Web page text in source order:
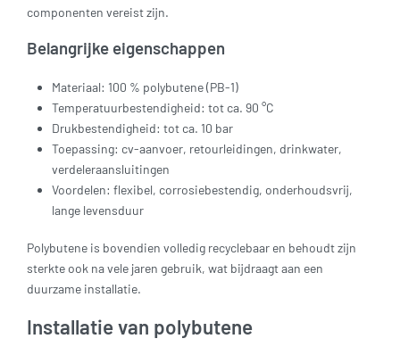
componenten vereist zijn.
Belangrijke eigenschappen
Materiaal: 100 % polybutene (PB-1)
Temperatuurbestendigheid: tot ca. 90 °C
Drukbestendigheid: tot ca. 10 bar
Toepassing: cv-aanvoer, retourleidingen, drinkwater,
verdeleraansluitingen
Voordelen: flexibel, corrosiebestendig, onderhoudsvrij,
lange levensduur
Polybutene is bovendien volledig recyclebaar en behoudt zijn
sterkte ook na vele jaren gebruik, wat bijdraagt aan een
duurzame installatie.
Installatie van polybutene